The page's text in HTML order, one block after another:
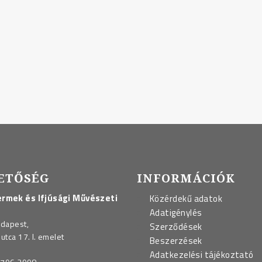
és Ifjúsági Művészeti
17. I. emelet
INFORMÁCIÓK
Közérdekű adatok
Adatigénylés
Szerződések
Beszerzések
Adatkezelési tájékoztató